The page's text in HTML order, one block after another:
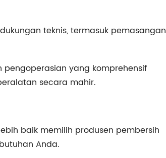
teknis, termasuk pemasangan
yang komprehensif
secara mahir.
baik memilih produsen pembersih
Anda.